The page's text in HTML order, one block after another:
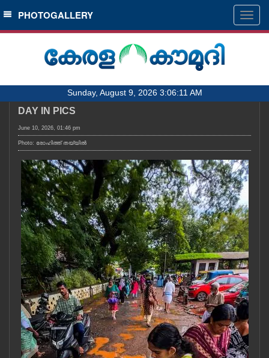
SECTIONS
HOME
NOTIFIED NEWS
KERALA
LOCAL
OBITUARY
NEWS 360
CASE DIARY
CINEMA
OPINION
PHOTOGALLERY
Sunday, August 9, 2026 3:06:11 AM
DAY IN PICS
June 10, 2026, 01:46 pm
Photo: രോഹിത്ത് തയ്യിൽ